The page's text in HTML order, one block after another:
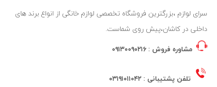
سرای لوازم ،بزرگترین فروشگاه تخصصی لوازم خانگی از انواع برند های
داخلی در کاشان،پیش روی شماست.
مشاوره فروش : ۰۹۱۳۰۰۹۰۲۱۶
تلفن پشتیبانی : ۰۳۱۹۱۰۱۱۰۴۲